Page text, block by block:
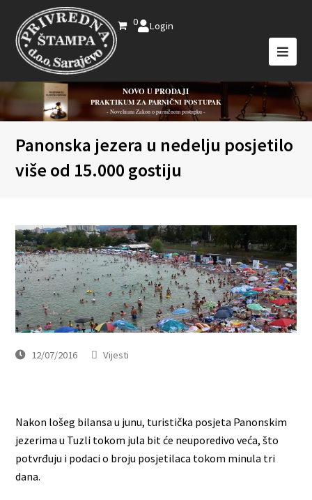
0 Login
NOVO U PRODAJI
PRAKTIKUM ZA PARNIČNI POSTUPAK
- Novelirani Zakon o parničnom postupku -
Panonska jezera u nedelju posjetilo
više od 15.000 gostiju
12/07/2016 Vijesti
Nakon lošeg bilansa u junu, turistička posjeta Panonskim
jezerima u Tuzli tokom jula bit će neuporedivo veća, što
potvrđuju i podaci o broju posjetilaca tokom minula tri
dana.